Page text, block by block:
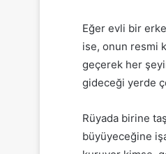
Eğer evli bir
ise, onun resmi
geçerek her
gideceği yerde
Rüyada birine
büyüyeceğine